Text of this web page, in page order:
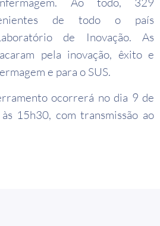
de todo o país
de Inovação. As
pela inovação, êxito e
e para o SUS.
ocorrerá no dia 9 de
15h30, com transmissão ao